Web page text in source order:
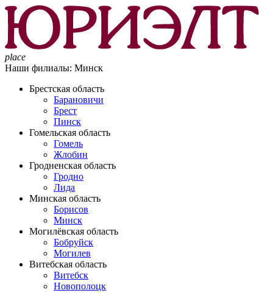
place
Наши филиалы: Минск
Брестская область
Барановичи
Брест
Пинск
Гомельская область
Гомель
Жлобин
Гродненская область
Гродно
Лида
Минская область
Борисов
Минск
Могилёвская область
Бобруйск
Могилев
Витебская область
Витебск
Новополоцк